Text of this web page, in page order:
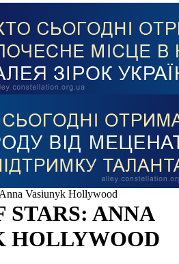
Anna Vasiunyk Hollywood
STARS: ANNA
HOLLYWOOD